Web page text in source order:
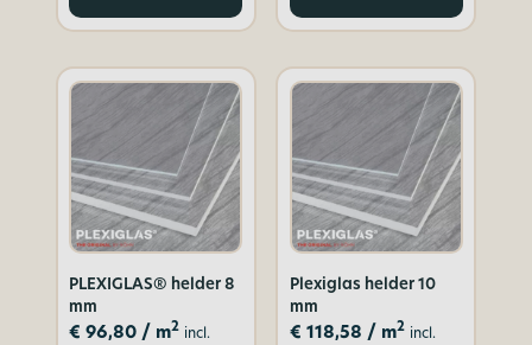
PLEXIGLAS® helder 8
mm
€ 96,80 / m2 incl.
Plexiglas helder 10
mm
€ 118,58 / m2 incl.